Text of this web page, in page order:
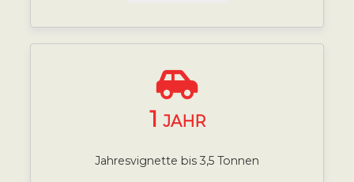
1 JAHR
Jahresvignette bis 3,5 Tonnen